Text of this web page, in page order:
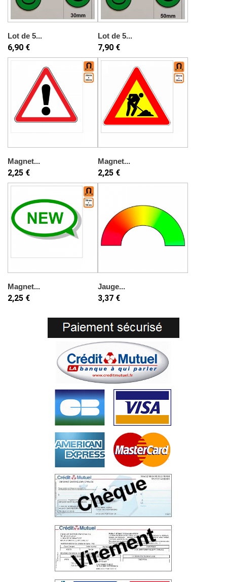
Lot de 5...
6,90 €
Lot de 5...
7,90 €
Magnet...
2,25 €
Magnet...
2,25 €
Magnet...
2,25 €
Jauge...
3,37 €